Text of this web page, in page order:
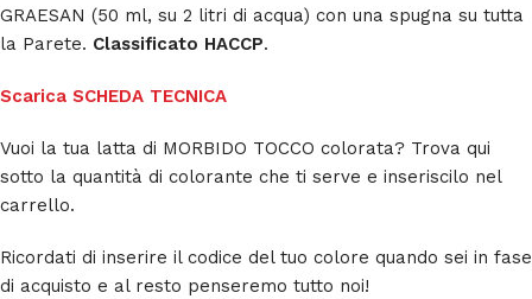
GRAESAN (50 ml, su 2 litri di acqua) con una spugna su tutta
la Parete. Classificato HACCP.
Scarica SCHEDA TECNICA
Vuoi la tua latta di MORBIDO TOCCO colorata? Trova qui
sotto la quantità di colorante che ti serve e inseriscilo nel
carrello.
Ricordati di inserire il codice del tuo colore quando sei in fase
di acquisto e al resto penseremo tutto noi!